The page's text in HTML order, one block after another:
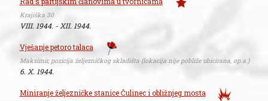
Krajiška 30
VIII. 1944. - XII. 1944.
Vješanje petoro talaca
Maksimir, pozicija željezničkog skladišta (lokacija nije pobliže ubicirana, op.a.)
6. X. 1944.
Miniranje željezničke stanice Čulinec i obližnjeg mosta